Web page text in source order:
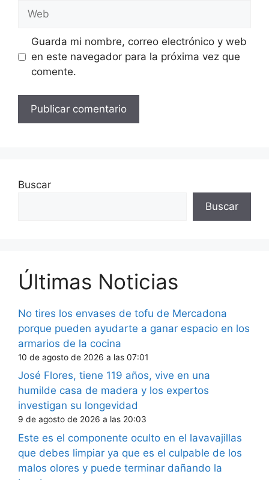
Web
Guarda mi nombre, correo electrónico y web
en este navegador para la próxima vez que
comente.
Buscar
Buscar
Últimas Noticias
No tires los envases de tofu de Mercadona
porque pueden ayudarte a ganar espacio en los
armarios de la cocina
10 de agosto de 2026 a las 07:01
José Flores, tiene 119 años, vive en una
humilde casa de madera y los expertos
investigan su longevidad
9 de agosto de 2026 a las 20:03
Este es el componente oculto en el lavavajillas
que debes limpiar ya que es el culpable de los
malos olores y puede terminar dañando la